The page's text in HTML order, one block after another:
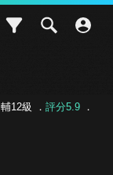
輔12級 ． 評分5.9．